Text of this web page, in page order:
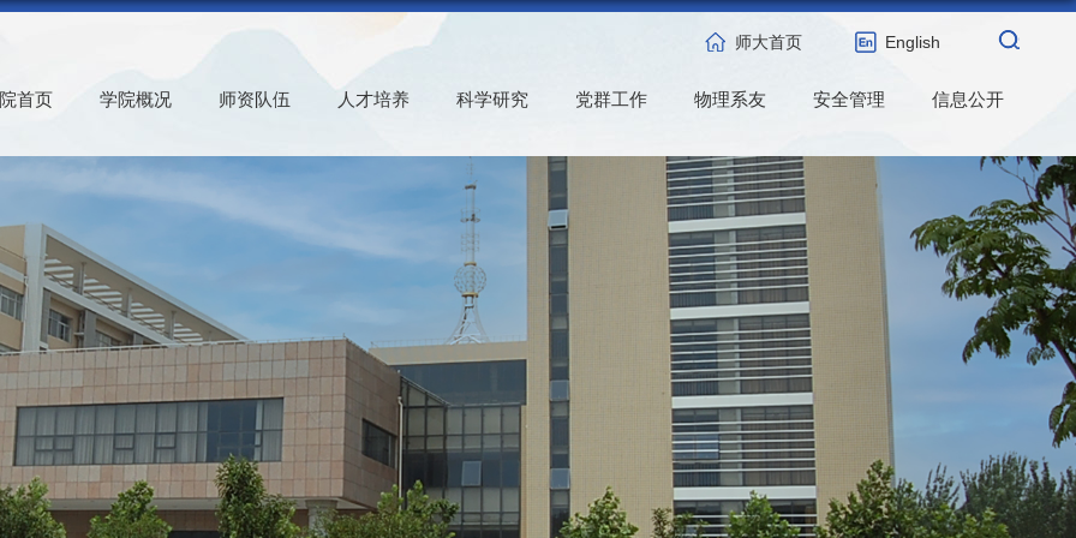
师大首页 English
首页 学院概况 师资队伍 人才培养 科学研究 党群工作 物理系友 安全管理 信息公开